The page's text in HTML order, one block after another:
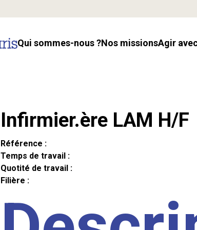
Qui sommes-nous ? Nos missions Agir
Infirmier.ère LAM H/F
Référence :
Temps de travail :
Quotité de travail :
Filière :